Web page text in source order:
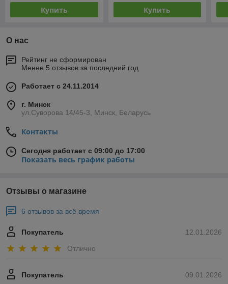
Купить Купить
О нас
Рейтинг не сформирован
Менее 5 отзывов за последний год
Работает с 24.11.2014
г. Минск
ул.Суворова 14/45-3, Минск, Беларусь
Контакты
Сегодня работает с 09:00 до 17:00
Показать весь график работы
Отзывы о магазине
6 отзывов за всё время
12.01.2026
Покупатель
Отлично
09.01.2026
Покупатель